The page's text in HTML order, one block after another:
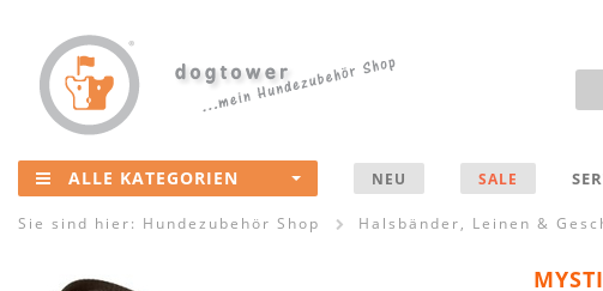
ALLE KATEGORIEN NEU SALE
Sie sind hier: Hundezubehör Shop Halsbänder, Leinen &